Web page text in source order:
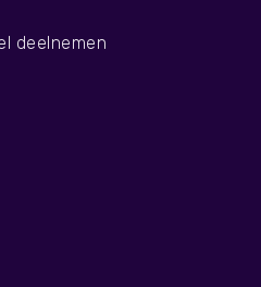
deelnemen